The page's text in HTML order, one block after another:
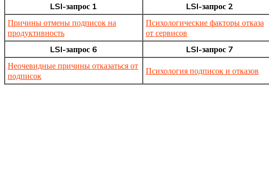
LSI-запрос 1 LSI-запрос 2
Причины отмены подписок на
продуктивность
Психологические факторы отказа
от сервисов
LSI-запрос 6
LSI-запрос 7
Неочевидные причины отказаться от
подписок
Психология подписок и отказов